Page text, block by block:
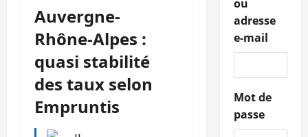
Auvergne-
Rhône-Alpes :
quasi stabilité
des taux selon
Empruntis
ou
adresse
e-mail
Mot de
passe